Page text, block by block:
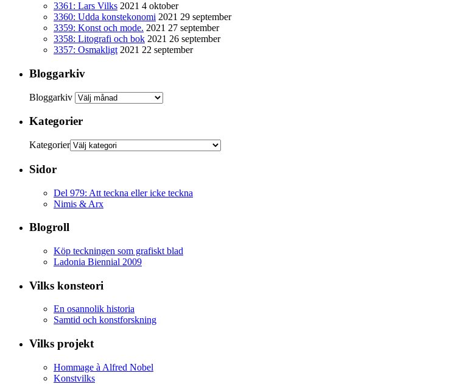
3361: Lars Vilks 2021 4 oktober
3360: Udda konstekonomi 2021 29 september
3359: Konst och mode. 2021 27 september
3358: Litografi och bok 2021 26 september
3357: Osmakligt 2021 22 september
Bloggarkiv
Bloggarkiv
Kategorier
Kategorier
Sidor
Del 979: Att teckna eller icke teckna
Nimis & Arx
Blogroll
Köp teckningen som grafiskt blad
Ladonia Biennial 2009
Vilks konsteori
En osannolik historia
Samtid och konstforskning
Vilks projekt
Hommage à Alfred Nobel
Konstvilks